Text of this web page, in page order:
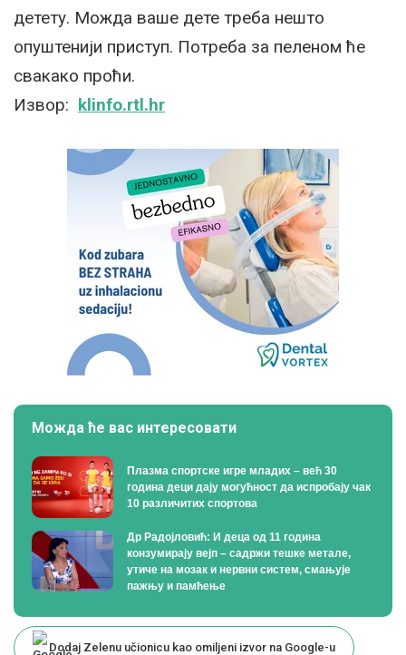
детету. Можда ваше дете треба нешто
опуштенији приступ. Потреба за пеленом ће
свакако проћи.
Извор: klinfo.rtl.hr
Можда ће вас интересовати
Плазма спортске игре младих – већ 30
година деци дају могућност да испробају чак
10 различитих спортова
Др Радојловић: И деца од 11 година
конзумирају вејп – садржи тешке метале,
утиче на мозак и нервни систем, смањује
пажњу и памћење
Dodaj Zelenu učionicu kao omiljeni izvor na Google-u